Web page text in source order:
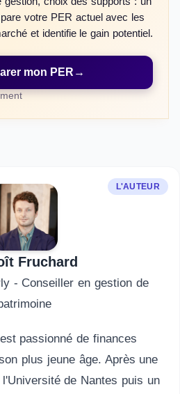
votre PER actuel avec les
et identifie le gain potentiel.
mon PER →
L'AUTEUR
Fruchard
- Conseiller en gestion de
passionné de finances
plus jeune âge. Après une
de Nantes puis un